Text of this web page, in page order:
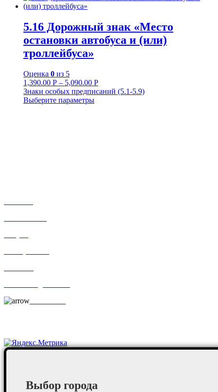
5.16 Дорожный знак «Место
остановки автобуса и (или)
троллейбуса»
Оценка 0 из 5
1,390.00 Р – 5,090.00 Р
Знаки особых предписаний (5.1-5.9)
Выберите параметры
Выбор города